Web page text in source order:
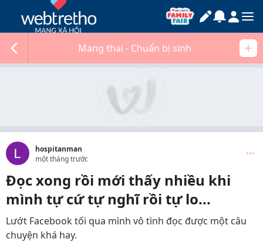
Mang thai - Chuẩn bị sinh
hospitanman
một tháng trước
Đọc xong rồi mới thấy nhiều khi
mình tự cứ tự nghĩ rồi tự lo...
Lướt Facebook tối qua mình vô tình đọc được một câu
chuyện khá hay.